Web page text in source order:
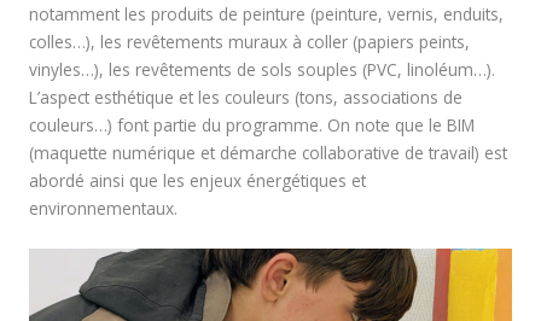
notamment les produits de peinture (peinture, vernis, enduits,
colles…), les revêtements muraux à coller (papiers peints,
vinyles…), les revêtements de sols souples (PVC, linoléum…).
L’aspect esthétique et les couleurs (tons, associations de
couleurs…) font partie du programme. On note que le BIM
(maquette numérique et démarche collaborative de travail) est
abordé ainsi que les enjeux énergétiques et
environnementaux.